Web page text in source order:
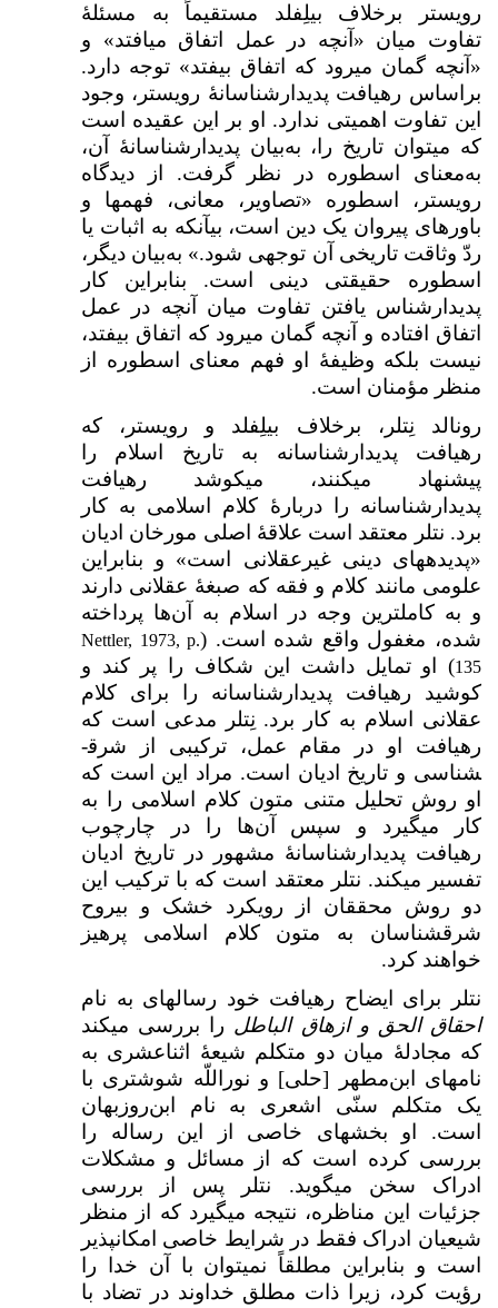
رویستر برخلاف بیلِفلد مستقیماً به مسئلهٔ
تفاوت میان «آنچه در عمل اتفاق می­افتد» و
«آنچه گمان می­رود که اتفاق بیفتد» توجه دارد.
براساس رهیافت پدیدارشناسانهٔ رویستر، وجود
این تفاوت اهمیتی ندارد. او بر این عقیده است
که می­توان تاریخ را، به‌بیان پدیدارشناسانهٔ آن،
به‌معنای اسطوره در نظر گرفت. از دیدگاه
رویستر، اسطوره «تصاویر، معانی، فهم­ها و
باورهای پیروان یک دین است، بی­آنکه به اثبات یا
ردّ وثاقت تاریخی آن توجهی شود.» به‌بیان دیگر،
اسطوره حقیقتی دینی است. بنابراین کار
پدیدارشناس یافتن تفاوت میان آنچه در عمل
اتفاق افتاده و آنچه گمان می­رود که اتفاق بیفتد،
نیست بلکه وظیفهٔ او فهم معنای اسطوره از
منظر مؤمنان است.
رونالد نِتلر، برخلاف بیلِفلد و رویستر، که
رهیافت پدیدارشناسانه به تاریخ اسلام را
پیشنهاد می­کنند، می­کوشد رهیافت
پدیدارشناسانه را دربارهٔ کلام اسلامی به کار
برد. نتلر معتقد است علاقهٔ اصلی مورخان ادیان
«پدیده­های دینی غیرعقلانی است» و بنابراین
علومی مانند کلام و فقه که صبغۀ عقلانی دارند
و به کامل­ترین وجه در اسلام به آن‌ها پرداخته
شده، مغفول واقع شده است. (Nettler, 1973, p.
135) او تمایل داشت این شکاف را پر کند و
کوشید رهیافت پدیدارشناسانه را برای کلام
عقلانی اسلام به کار برد. نِتلر مدعی است که
رهیافت او در مقام عمل، ترکیبی از شرق­
شناسی و تاریخ ادیان است. مراد این است که
او روش تحلیل متنی متون کلام اسلامی را به
کار می­گیرد و سپس آن‌ها را در چارچوب
رهیافت پدیدارشناسانهٔ مشهور در تاریخ ادیان
تفسیر می­کند. نتلر معتقد است که با ترکیب این
دو روش محققان از رویکرد خشک و بی­روح
شرق­شناسان به متون کلام اسلامی پرهیز
خواهند کرد.
نتلر برای ایضاح رهیافت خود رساله­ای به نام
احقاق الحق و ازهاق الباطل را بررسی می­کند
که مجادلهٔ میان دو متکلم شیعهٔ اثناعشری به
نام­های ابن‌مطهر [حلی] و نوراللّه شوشتری با
یک متکلم سنّی اشعری به نام ابن‌روزبهان
است. او بخش­های خاصی از این رساله را
بررسی کرده است که از مسائل و مشکلات
ادراک سخن می­گوید. نتلر پس از بررسی
جزئیات این مناظره، نتیجه می­گیرد که از منظر
شیعیان ادراک فقط در شرایط خاصی امکان­پذیر
است و بنابراین مطلقاً نمی­توان با آن خدا را
رؤیت کرد، زیرا ذات مطلق خداوند در تضاد با